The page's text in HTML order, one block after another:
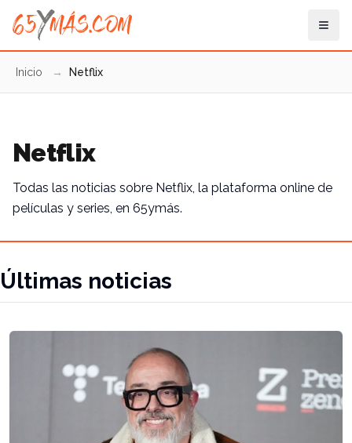
Inicio → Netflix
Netflix
Todas las noticias sobre Netflix, la plataforma online de
películas y series, en 65ymás.
Últimas noticias